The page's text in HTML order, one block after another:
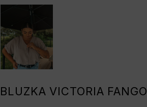
BLUZKA VICTORIA FANGO